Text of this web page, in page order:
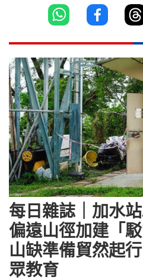
每日雜誌｜加水
偏遠山徑加建「
山缺準備貿然起
眾教育